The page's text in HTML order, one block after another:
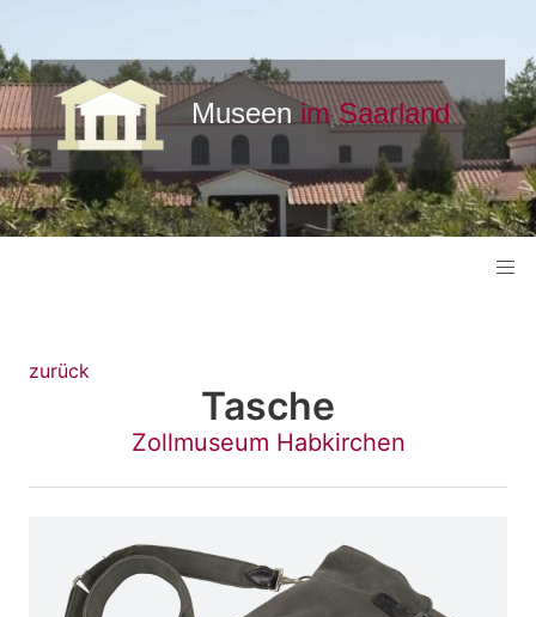
zurück
Tasche
Zollmuseum Habkirchen